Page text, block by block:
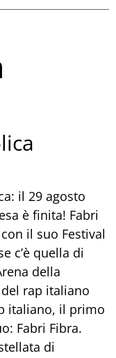
il 29 agosto
è finita! Fabri
il suo Festival
c’è quella di
della
rap italiano
italiano, il primo
Fabri Fibra.
di